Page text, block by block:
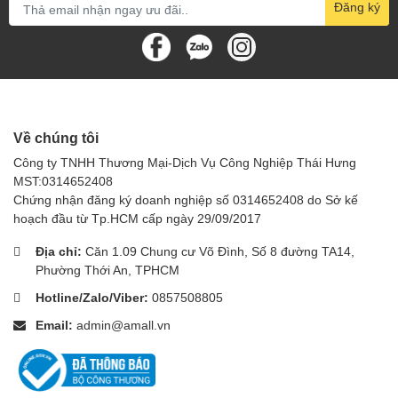
người.
Bên cạnh việc đặt biển báo, chúng ta cần kết hợp với những biện
Sử dụng thảm lau chân ở những khu vực ẩm ướt.
Sửa chữa kịp thời những sự cố rò rỉ nước.
Hãy nhớ rằng,Trụ cảnh báo "CHÚ Ý SÀN ƯỚT" Model: B-
134Z có thể ngăn chặn một tai nạn lớn.
Đăng ký
Về chúng tôi
Công ty TNHH Thương Mại-Dịch Vụ Công Nghiệp Thái Hưng
MST:0314652408
Chứng nhận đăng ký doanh nghiệp số 0314652408 do Sở kế
hoạch đầu từ Tp.HCM cấp ngày 29/09/2017
Địa chỉ: Căn 1.09 Chung cư Võ Đình, Số 8 đường TA14,
Phường Thới An, TPHCM
Hotline/Zalo/Viber: 0857508805
Email: admin@amall.vn